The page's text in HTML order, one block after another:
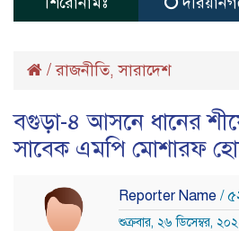
/রাজনীতি,সারাদেশ
বগুড়া-৪ আসনে ধানের
সাবেক এমপি মোশারফ
Reporter Name /
শুক্রবার, ২৬ ডিসেম্বর,